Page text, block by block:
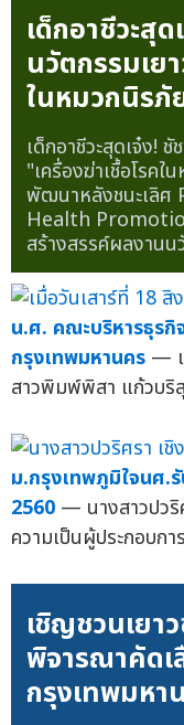
เด็กอาชีวะสุ
นวัตกรรมเย
ในหมวกนิรภั
เด็กอาชีวะสุดเจ๋ง!
"เครื่องฆ่าเชื้อโรค
พัฒนาหลังชนะเลิ
Health
สร้างสรรค์ผลงานน
น.ศ. คณะบริหารธุรกิ
กรุงเทพมหานคร —
สาวพิมพ์พิสา แก้วบริ
ม.กรุงเทพภูมิใจนศ.
2560 — นางสาวปวริ
ความเป็นผู้ประกอบกา
เชิญชวนเยา
พิจารณาคัดเ
กรุงเทพมหา